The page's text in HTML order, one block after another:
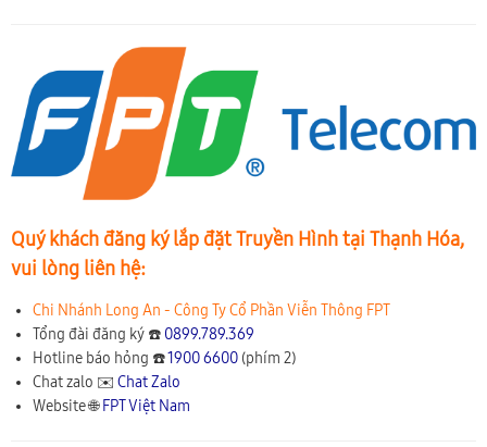
Quý khách đăng ký lắp đặt Truyền Hình tại Thạnh Hóa,
vui lòng liên hệ:
Chi Nhánh Long An - Công Ty Cổ Phần Viễn Thông FPT
Tổng đài đăng ký ☎️ 0899.789.369
Hotline báo hỏng ☎️1900 6600 (phím 2)
Chat zalo ✉️ Chat Zalo
Website 🌐 FPT Việt Nam